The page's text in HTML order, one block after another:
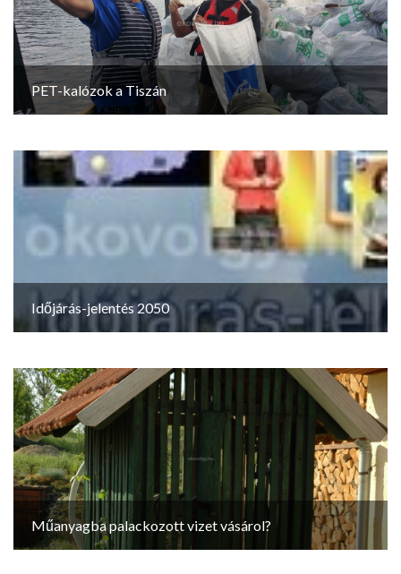
PET-kalózok a Tiszán
Időjárás-jelentés 2050
Műanyagba palackozott vizet vásárol?